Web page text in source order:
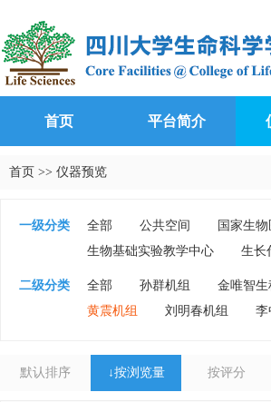
首页 平台简介
首页 >> 仪器预览
一级分类 全部 公共空间
国家生
生物基础实验教学中心
生长
二级分类 全部 孙群机组
金唯智
黄震机组
刘明春机组 李
默认排序 ↓按浏览量 按评分